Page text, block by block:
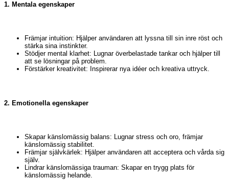
1. Mentala egenskaper
Främjar intuition: Hjälper användaren att lyssna till sin inre röst och
stärka sina instinkter.
Stödjer mental klarhet: Lugnar överbelastade tankar och hjälper till
att se lösningar på problem.
Förstärker kreativitet: Inspirerar nya idéer och kreativa uttryck.
2. Emotionella egenskaper
Skapar känslomässig balans: Lugnar stress och oro, främjar
känslomässig stabilitet.
Främjar självkärlek: Hjälper användaren att acceptera och vårda sig
själv.
Lindrar känslomässiga trauman: Skapar en trygg plats för
känslomässig helande.